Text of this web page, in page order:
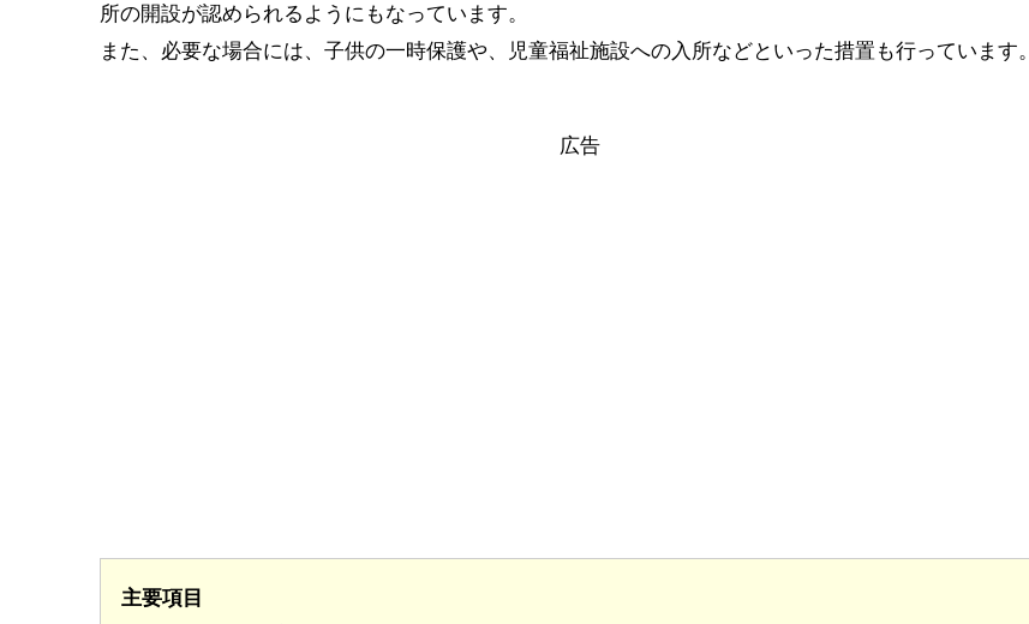
所の開設が認められるようにもなっています。
また、必要な場合には、子供の一時保護や、児童福祉施設への入所などといった措置も行っています。
主要項目